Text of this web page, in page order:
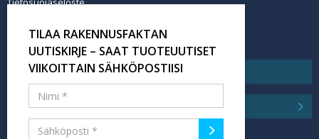
Tilaa uutiskirje
TILAA RAKENNUSFAKTAN
UUTISKIRJE – SAAT TUOTEUUTISET
VIIKOITTAIN SÄHKÖPOSTIISI